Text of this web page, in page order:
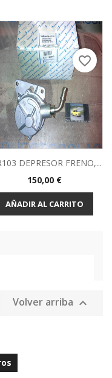
DEPRESOR FRENO,...
Precio
150,00 €
AÑADIR AL CARRITO
favorite_border
Volver arriba 